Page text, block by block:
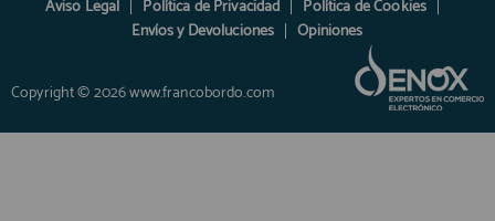
Aviso Legal Política de Privacidad
Política de Cookies
Envíos y Devoluciones
Opiniones
Copyright © 2026 www.francobordo.com